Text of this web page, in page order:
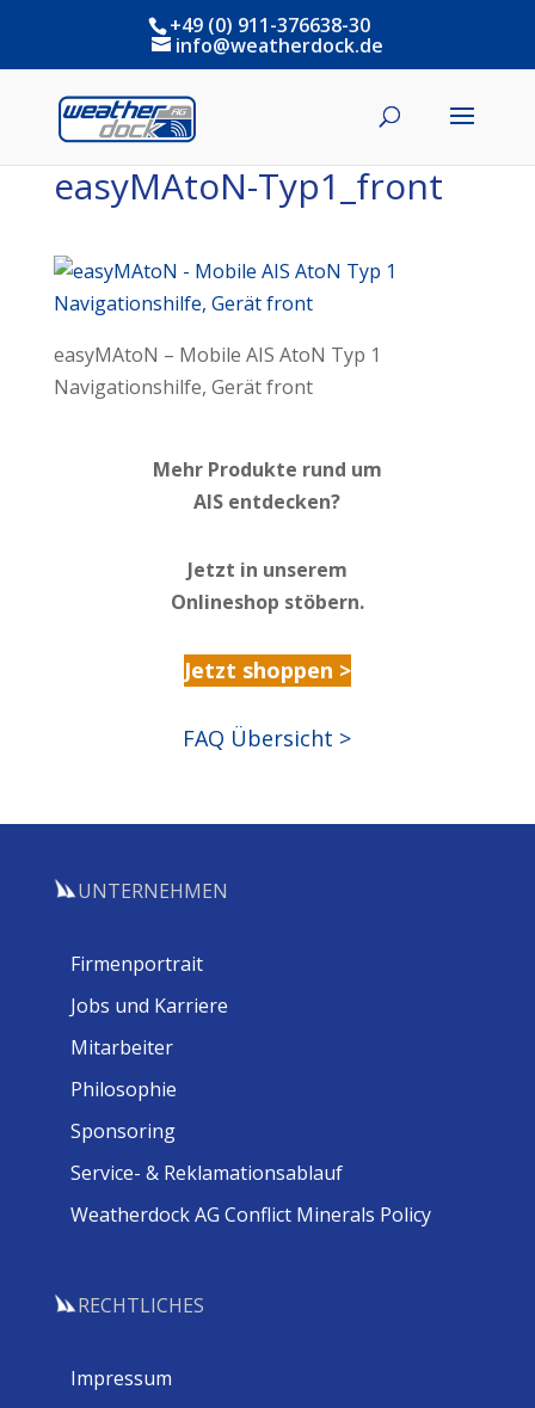
+49 (0) 911-376638-30
info@weatherdock.de
easyMAtoN-Typ1_front
easyMAtoN – Mobile AIS AtoN Typ 1
Navigationshilfe, Gerät front
Mehr Produkte rund um
AIS entdecken?
Jetzt in unserem
Onlineshop stöbern.
Jetzt shoppen >
FAQ Übersicht >
UNTERNEHMEN
Firmenportrait
Jobs und Karriere
Mitarbeiter
Philosophie
Sponsoring
Service- & Reklamationsablauf
Weatherdock AG Conflict Minerals Policy
RECHTLICHES
Impressum